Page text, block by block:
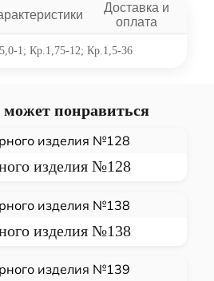
Доставка и
оплата
1; Кр.1,75-12; Кр.1,5-36
понравиться
изделия №128
изделия №138